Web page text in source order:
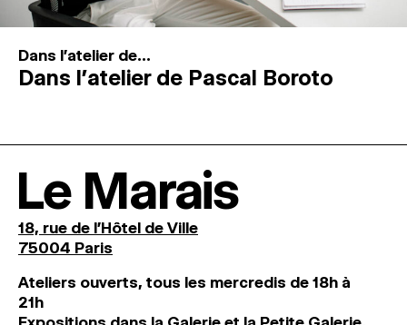
Dans l'atelier de...
Dans l’atelier de Pascal Boroto
Le Marais
18, rue de l'Hôtel de Ville
75004 Paris
Ateliers ouverts, tous les mercredis de 18h à
21h